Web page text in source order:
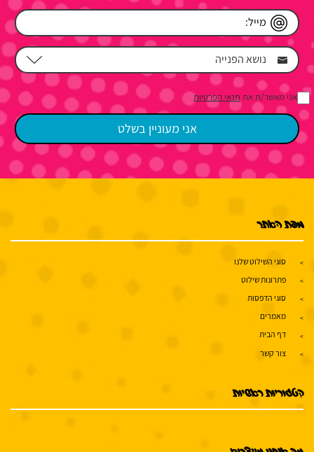
אני מאשר/ת את תנאי הפרטיות
מפת האתר
סוגי השילוט שלנו
פתרונות שילוט
סוגי הדפסות
מאמרים
דף הבית
צור קשר
קטגוריות ראשיות